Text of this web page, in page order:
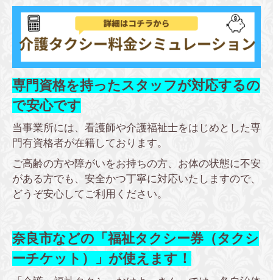
専門資格を持ったスタッフが対応するの
で安心です
当事業所には、看護師や介護福祉士をはじめとした専
門有資格者が在籍しております。
ご高齢の方や障がいをお持ちの方、お体の状態に不安
がある方でも、安全かつ丁寧に対応いたしますので、
どうぞ安心してご利用ください。
奈良市などの「福祉タクシー券（タクシ
ーチケット）」が使えます！